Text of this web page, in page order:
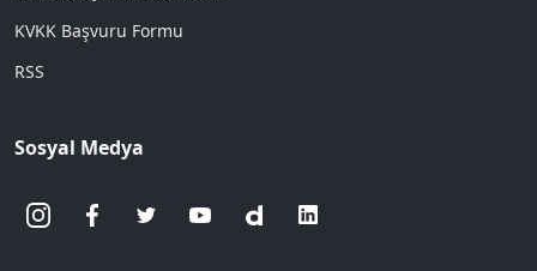
KVKK Başvuru Formu
RSS
Sosyal Medya